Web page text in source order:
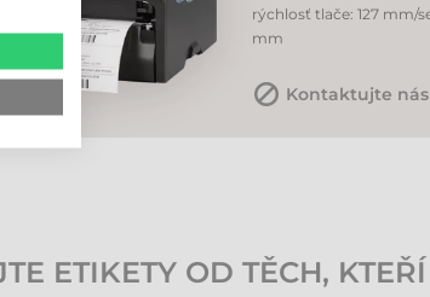
rýchlosť tlače: 127 mm/
mm
Kontaktujte nás
ETIKETY OD TĚCH,